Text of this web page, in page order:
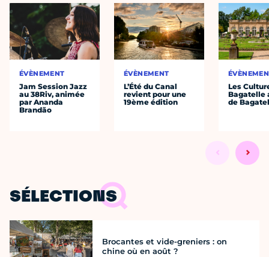
ÉVÈNEMENT
Jam Session Jazz
au 38Riv, animée
par Ananda
Brandão
ÉVÈNEMENT
L’Été du Canal
revient pour une
19ème édition
Les
Bagatelle
de
SÉLECTIONS
Brocantes et vide-greniers : on
chine où en août ?